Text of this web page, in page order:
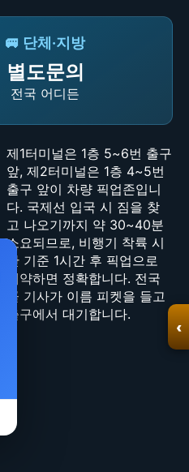
🚐 단체·지방
별도문의
전국 어디든
제1터미널은 1층 5~6번 출구
앞, 제2터미널은 1층 4~5번
출구 앞이 차량 픽업존입니
다. 국제선 입국 시 짐을 찾
고 나오기까지 약 30~40분
소요되므로, 비행기 착륙 시
간 기준 1시간 후 픽업으로
예약하면 정확합니다. 전국
콜 기사가 이름 피켓을 들고
출구에서 대기합니다.
‹